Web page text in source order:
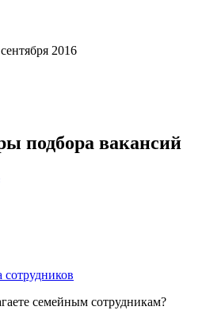
2016
подбора вакансий
семейным сотрудникам?